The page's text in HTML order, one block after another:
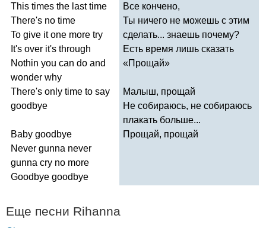
This times the last time
There's no time
To give it one more try
It's over it's through
Nothin you can do and
wonder why
There's only time to say
goodbye
Baby goodbye
Never gunna never
gunna cry no more
Goodbye goodbye
Все кончено,
Ты ничего не можешь с этим
сделать... знаешь почему?
Есть время лишь сказать
«Прощай»
Малыш, прощай
Не собираюсь, не собираюсь
плакать больше...
Прощай, прощай
Еще песни Rihanna